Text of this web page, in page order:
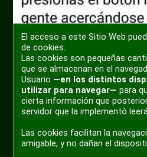
El acceso a este Sitio Web
de cookies.
Las cookies son pequeñas
que se almacenan en el
Usuario —en los distintos
utilizar para navegar— para
cierta información que
servidor que la implementó
Las cookies facilitan la
amigable, y no dañan el